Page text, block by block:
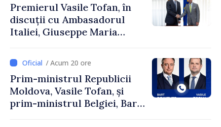
Premierul Vasile Tofan, în
discuții cu Ambasadorul
Italiei, Giuseppe Maria
/ Acum 20 ore
Prim-ministrul Republicii
Moldova, Vasile Tofan, și
prim-ministrul Belgiei, Bart